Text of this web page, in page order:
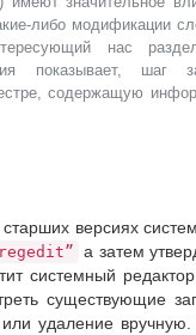
либо модификации
нас
показывает, шаг
содержащую
старших версиях
а затем
системный
существующие
удаление вручную.